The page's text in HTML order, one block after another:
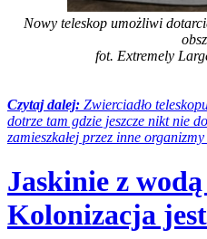
Nowy teleskop umożliwi
fot. Extremely
Czytaj dalej: Zwierciadło
dotrze tam gdzie jeszcze nikt nie
zamieszkałej przez inne
Jaskinie z
Kolonizacja